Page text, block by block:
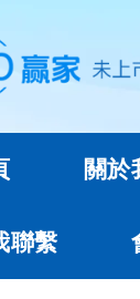
關於
聯繫